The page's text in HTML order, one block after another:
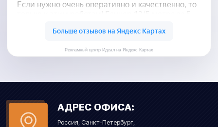
Рекламный центр Идеал на Яндекс Картах
АДРЕС ОФИСА:
Россия, Санкт-Петербург,